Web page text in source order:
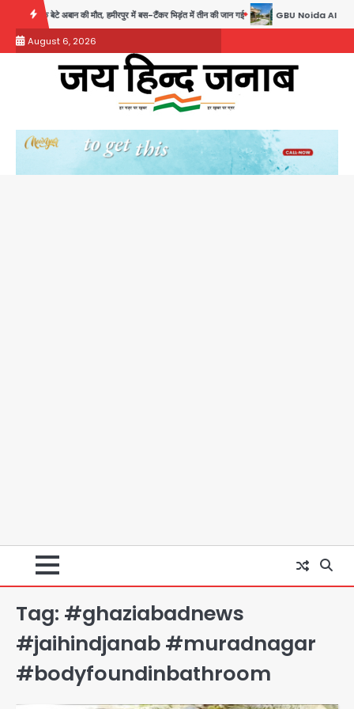
content
हमीरपुर में बस-टैंकर भिड़ंत में तीन की जान गई GBU Noida AI Centre: जीबीयू में बनेगा
August 6, 2026
Tag: #ghaziabadnews
#jaihindjanab #muradnagar
#bodyfoundinbathroom